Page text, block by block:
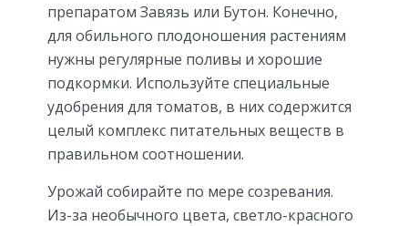
препаратом Завязь или Бутон. Конечно,
для обильного плодоношения растениям
нужны регулярные поливы и хорошие
подкормки. Используйте специальные
удобрения для томатов, в них содержится
целый комплекс питательных веществ в
правильном соотношении.
Урожай собирайте по мере созревания.
Из-за необычного цвета, светло-красного